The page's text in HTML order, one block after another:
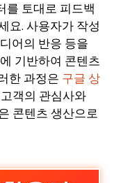
를 토대로 피드백
요. 사용자가 작성
어의 반응 등을
기반하여 콘텐츠
한 과정은 구글 상
고객의 관심사와
콘텐츠 생산으로